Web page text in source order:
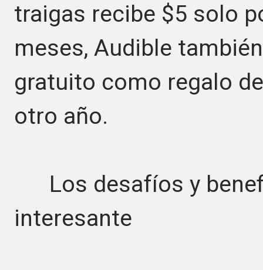
traigas recibe $5 solo
meses, Audible
gratuito como regalo
otro año.
Los desafíos y
interesante